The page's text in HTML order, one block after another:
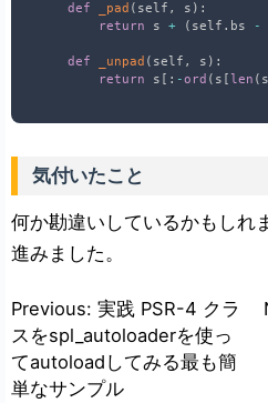
def _pad ( self , s ) :
return s + ( self . bs -
def _unpad ( self , s ) :
return s : -ord ( s len ( s
気付いたこと
何か勘違いしているかもしれ
進みました。
投
稿
ナ
Previous: 実践 PSR-4 クラ
スをspl_autoloaderを使っ
てautoloadしてみる最も簡
単なサンプル